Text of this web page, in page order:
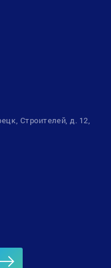
Строителей, д. 12,